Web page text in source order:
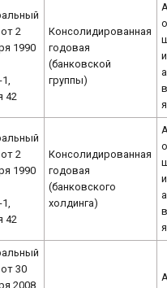
2
1990
42
Консолидированная
годовая
(банковской
группы)
2
1990
42
Консолидированная
годовая
(банковского
холдинга)
30
2008